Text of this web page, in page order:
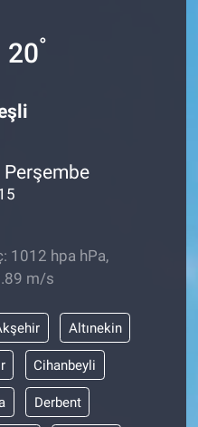
20°
1012 hpa hPa,
m/s
Altınekin
Cihanbeyli
Derbent